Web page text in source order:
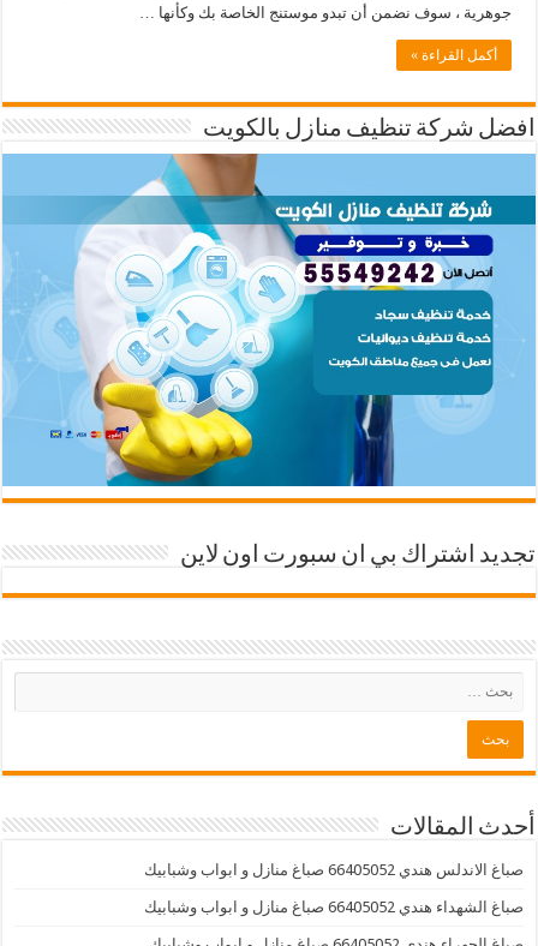
جوهرية ، سوف نضمن أن تبدو موستنج الخاصة بك وكأنها …
أكمل القراءة »
افضل شركة تنظيف منازل بالكويت
تجديد اشتراك بي ان سبورت اون لاين
أحدث المقالات
صباغ الاندلس هندي 66405052 صباغ منازل و ابواب وشبابيك
صباغ الشهداء هندي 66405052 صباغ منازل و ابواب وشبابيك